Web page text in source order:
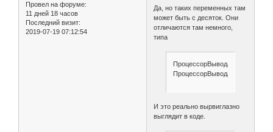
Провел на форуме:
11 дней 18 часов
Последний визит:
2019-07-19 07:12:54
Да, но таких переменных там
может быть с десяток. Они
отличаются там немного,
типа
И это реально вырвиглазно
выглядит в коде.